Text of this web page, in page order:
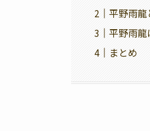
平野雨龍
平野雨龍
まとめ